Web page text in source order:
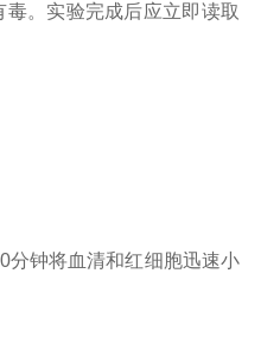
。实验完成后应立即读取
分钟将血清和红细胞迅速小